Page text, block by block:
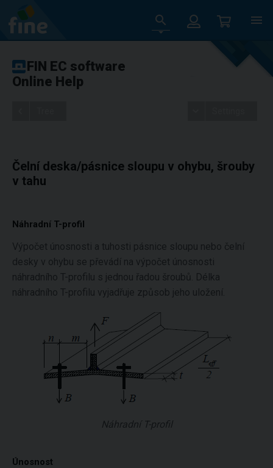
FIN EC software
Online Help
Čelní deska/pásnice sloupu v ohybu, šrouby
v tahu
Náhradní T-profil
Výpočet únosnosti a tuhosti pásnice sloupu nebo čelní
desky v ohybu se převádí na výpočet únosnosti
náhradního T-profilu s jednou řadou šroubů. Délka
náhradního T-profilu vyjadřuje způsob jeho uložení.
Náhradní T-profil
Únosnost